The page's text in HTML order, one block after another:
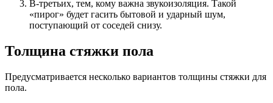
В-третьих, тем, кому важна звукоизоляция. Такой
«пирог» будет гасить бытовой и ударный шум,
поступающий от соседей снизу.
Толщина стяжки пола
Предусматривается несколько вариантов толщины стяжки для
пола.